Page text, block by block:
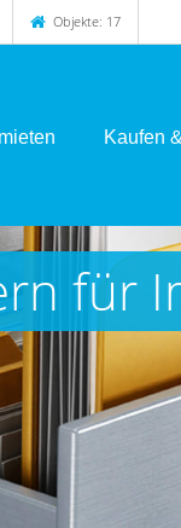
Objekte: 17
Kaufen
für